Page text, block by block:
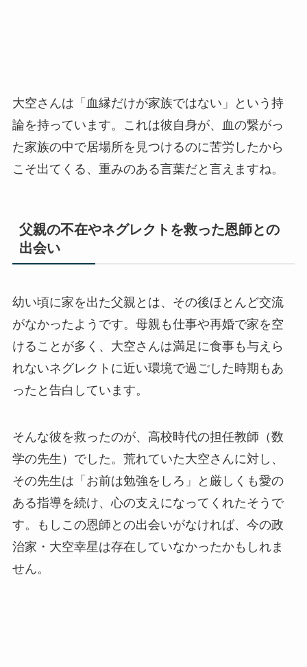
大空さんは「血縁だけが家族ではない」という持
論を持っています。これは彼自身が、血の繋がっ
た家族の中で居場所を見つけるのに苦労したから
こそ出てくる、重みのある言葉だと言えますね。
父親の不在やネグレクトを救った恩師との
出会い
幼い頃に家を出た父親とは、その後ほとんど交流
がなかったようです。母親も仕事や再婚で家を空
けることが多く、大空さんは満足に食事も与えら
れないネグレクトに近い環境で過ごした時期もあ
ったと告白しています。
そんな彼を救ったのが、高校時代の担任教師（数
学の先生）でした。荒れていた大空さんに対し、
その先生は「お前は勉強をしろ」と厳しくも愛の
ある指導を続け、心の支えになってくれたそうで
す。もしこの恩師との出会いがなければ、今の政
治家・大空幸星は存在していなかったかもしれま
せん。